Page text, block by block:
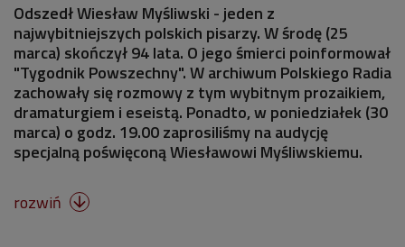
Odszedł Wiesław Myśliwski - jeden z
najwybitniejszych polskich pisarzy. W środę (25
marca) skończył 94 lata. O jego śmierci poinformował
"Tygodnik Powszechny". W archiwum Polskiego Radia
zachowały się rozmowy z tym wybitnym prozaikiem,
dramaturgiem i eseistą. Ponadto, w poniedziałek (30
marca) o godz. 19.00 zaprosiliśmy na audycję
specjalną poświęconą Wiesławowi Myśliwskiemu.
rozwiń 